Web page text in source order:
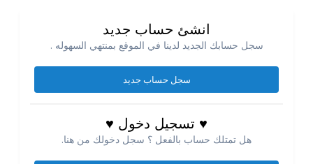
انشئ حساب جديد
سجل حسابك الجديد لدينا في الموقع بمنتهي السهوله .
سجل حساب جديد
♥ تسجيل دخول ♥
هل تمتلك حساب بالفعل ؟ سجل دخولك من هنا.